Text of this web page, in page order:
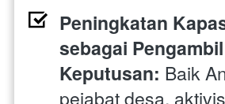
Peningkatan
sebagai Pengambil
Keputusan: Baik
pejabat desa, aktivis